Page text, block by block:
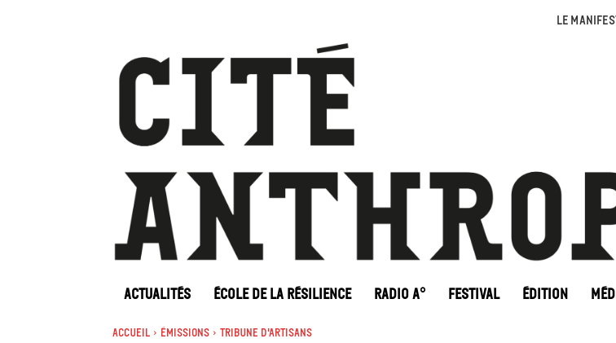
LE
ACTUALITÉS ÉCOLE DE LA RÉSILIENCE RADIO A° FESTIVAL ÉDITION
Accueil Émissions Tribune d'artisans